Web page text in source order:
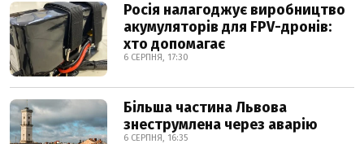
Росія налагоджує виробництво
акумуляторів для FPV-дронів:
хто допомагає
6 СЕРПНЯ, 17:30
Більша частина Львова
знеструмлена через аварію
6 СЕРПНЯ, 16:35